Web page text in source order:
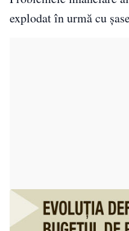
explodat în urmă cu